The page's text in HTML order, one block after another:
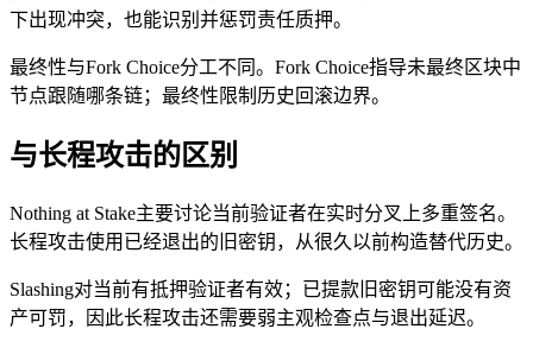
下出现冲突，也能识别并惩罚责任质押。
最终性与Fork Choice分工不同。Fork Choice指导未最终区块中
节点跟随哪条链；最终性限制历史回滚边界。
与长程攻击的区别
Nothing at Stake主要讨论当前验证者在实时分叉上多重签名。
长程攻击使用已经退出的旧密钥，从很久以前构造替代历史。
Slashing对当前有抵押验证者有效；已提款旧密钥可能没有资
产可罚，因此长程攻击还需要弱主观检查点与退出延迟。